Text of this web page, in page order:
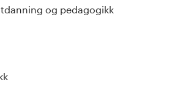
og pedagogikk